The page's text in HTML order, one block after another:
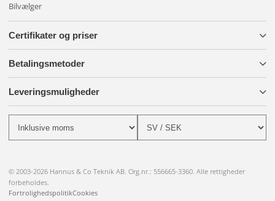
Bilvælger
Certifikater og priser
Betalingsmetoder
Leveringsmuligheder
© 2003-2026 Hannus & Co Teknik AB. Org.nr.: 556665-3360. Alle rettigheder
forbeholdes.
FortrolighedspolitikCookies